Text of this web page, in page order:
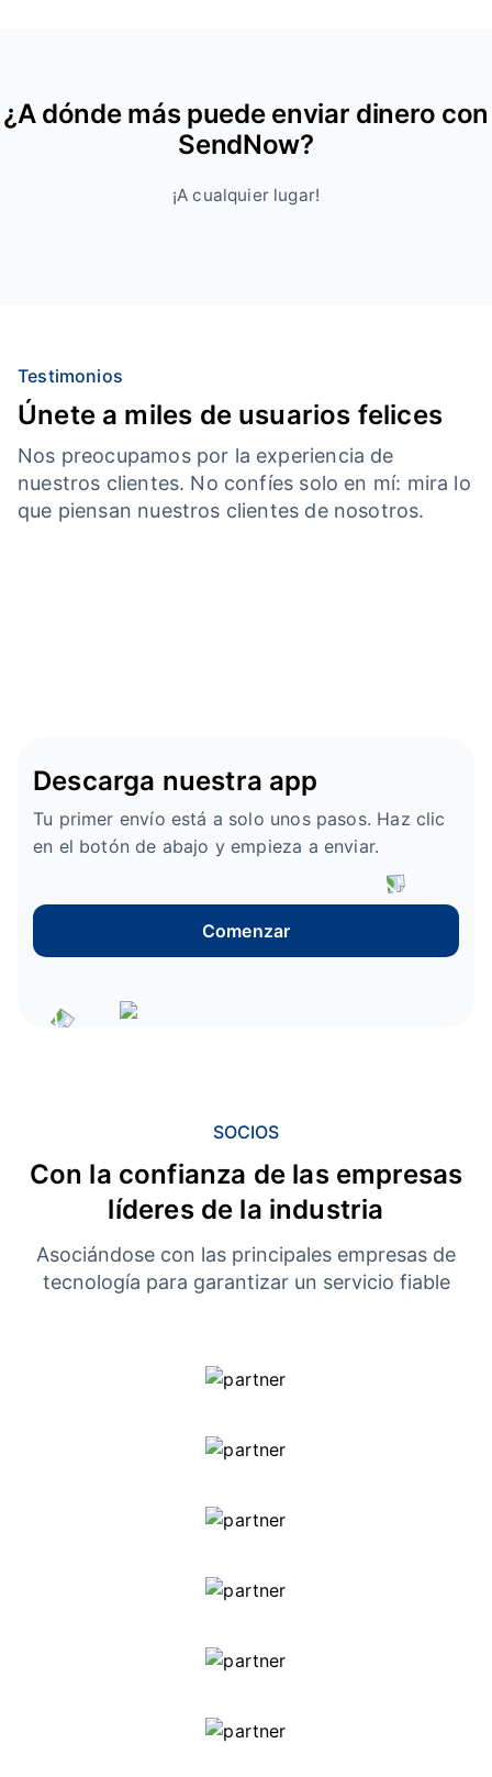
¿A dónde más puede enviar dinero con
SendNow?
¡A cualquier lugar!
Testimonios
Únete a miles de usuarios felices
Nos preocupamos por la experiencia de
nuestros clientes. No confíes solo en mí: mira lo
que piensan nuestros clientes de nosotros.
Descarga nuestra app
Tu primer envío está a solo unos pasos. Haz clic
en el botón de abajo y empieza a enviar.
Comenzar
SOCIOS
Con la confianza de las empresas
líderes de la industria
Asociándose con las principales empresas de
tecnología para garantizar un servicio fiable